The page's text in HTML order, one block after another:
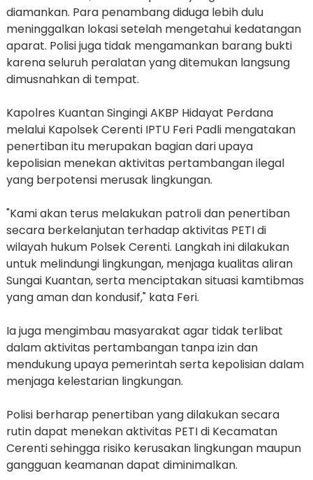
diamankan. Para penambang diduga lebih dulu
meninggalkan lokasi setelah mengetahui kedatangan
aparat. Polisi juga tidak mengamankan barang bukti
karena seluruh peralatan yang ditemukan langsung
dimusnahkan di tempat.
Kapolres Kuantan Singingi AKBP Hidayat Perdana
melalui Kapolsek Cerenti IPTU Feri Padli mengatakan
penertiban itu merupakan bagian dari upaya
kepolisian menekan aktivitas pertambangan ilegal
yang berpotensi merusak lingkungan.
"Kami akan terus melakukan patroli dan penertiban
secara berkelanjutan terhadap aktivitas PETI di
wilayah hukum Polsek Cerenti. Langkah ini dilakukan
untuk melindungi lingkungan, menjaga kualitas aliran
Sungai Kuantan, serta menciptakan situasi kamtibmas
yang aman dan kondusif," kata Feri.
Ia juga mengimbau masyarakat agar tidak terlibat
dalam aktivitas pertambangan tanpa izin dan
mendukung upaya pemerintah serta kepolisian dalam
menjaga kelestarian lingkungan.
Polisi berharap penertiban yang dilakukan secara
rutin dapat menekan aktivitas PETI di Kecamatan
Cerenti sehingga risiko kerusakan lingkungan maupun
gangguan keamanan dapat diminimalkan.